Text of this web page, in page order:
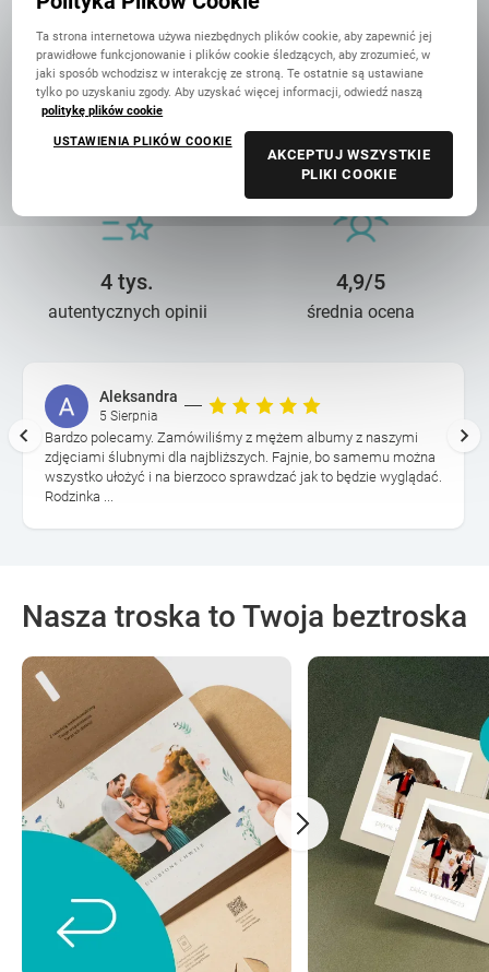
14 lat troski
o wasze wspomnienia wydrukowanych zdjęć
4 tys.
autentycznych opinii
4,9/5
średnia ocena
Aleksandra
5 Sierpnia
Bardzo polecamy. Zamówiliśmy z mężem albumy z naszymi
zdjęciami ślubnymi dla najbliższych. Fajnie, bo samemu można
wszystko ułożyć i na bierzoco sprawdzać jak to będzie wyglądać.
Rodzinka ...
Nasza troska to Twoja beztroska
Ta strona internetowa używa niezbędnych plików cookie, aby zapewnić jej
prawidłowe funkcjonowanie i plików cookie śledzących, aby zrozumieć, w
jaki sposób wchodzisz w interakcję ze stroną. Te ostatnie są ustawiane
tylko po uzyskaniu zgody. Aby uzyskać więcej informacji, odwiedź naszą
politykę plików cookie
USTAWIENIA PLIKÓW COOKIE
AKCEPTUJ WSZYSTKIE
PLIKI COOKIE